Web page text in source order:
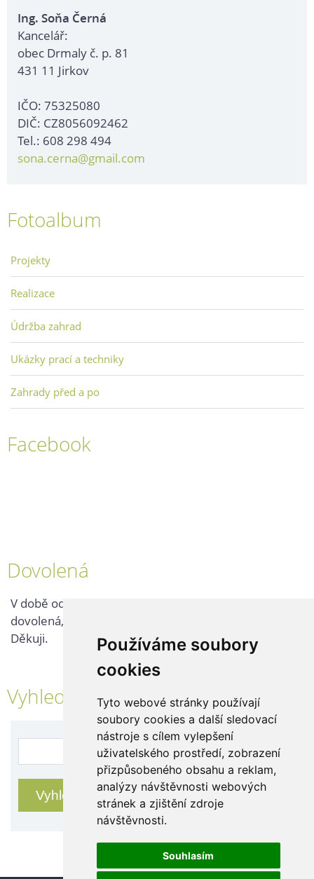
Používáme soubory
cookies
Tyto webové stránky používají
soubory cookies a další sledovací
nástroje s cílem vylepšení
uživatelského prostředí, zobrazení
přizpůsobeného obsahu a reklam,
analýzy návštěvnosti webových
stránek a zjištění zdroje
návštěvnosti.
Souhlasím
Ing. Soňa Černá
Kancelář:
obec Drmaly č. p. 81
431 11 Jirkov
IČO: 75325080
DIČ: CZ8056092462
Tel.: 608 298 494
sona.cerna@gmail.com
Fotoalbum
Projekty
Realizace
Údržba zahrad
Ukázky prací a techniky
Zahrady před a po
Facebook
Dovolená
V době od 25. 7. - 2. 8. 2026 probíhá v naší firmě
dovolená, kontaktujte nás až po jejím ukončení.
Děkuji.
Vyhledávání